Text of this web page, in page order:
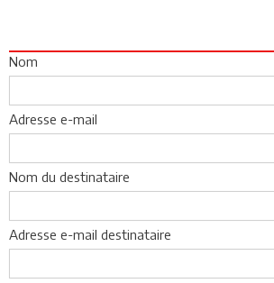
Nom
Adresse e-mail
Nom du destinataire
Adresse e-mail destinataire